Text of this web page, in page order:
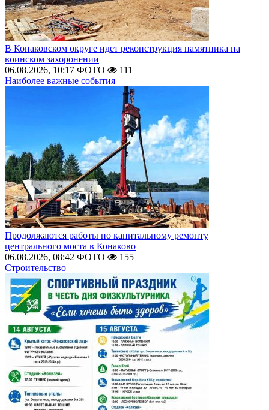
В Конаковском округе идет реконструкция памятника на
воинском захоронении
06.08.2026, 10:17 ФОТО
111
Наиболее важные события
Продолжаются работы по капитальному ремонту
центрального моста в Конаково
06.08.2026, 08:42 ФОТО
155
Строительство